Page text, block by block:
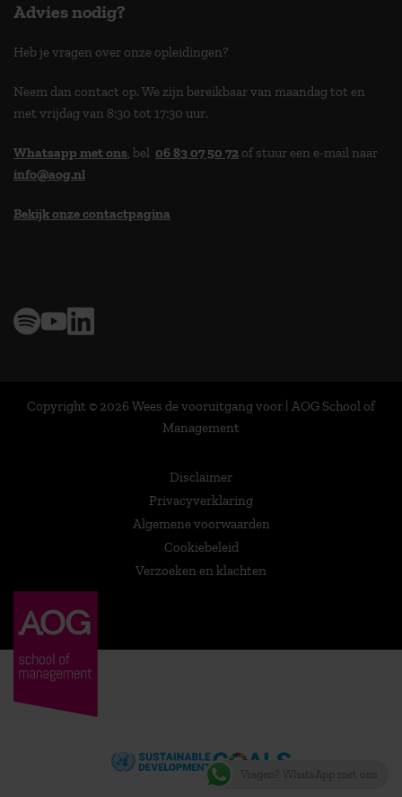
Advies nodig?
Heb je vragen over onze opleidingen?
Neem dan contact op. We zijn bereikbaar van maandag tot en
met vrijdag van 8:30 tot 17:30 uur.
Whatsapp met ons, bel 06 83 07 50 72 of stuur een e-mail naar
info@aog.nl
Bekijk onze contactpagina
Copyright © 2026 Wees de vooruitgang voor | AOG School of
Management
Disclaimer
Privacyverklaring
Algemene voorwaarden
Cookiebeleid
Verzoeken en klachten
Vragen? WhatsApp met ons